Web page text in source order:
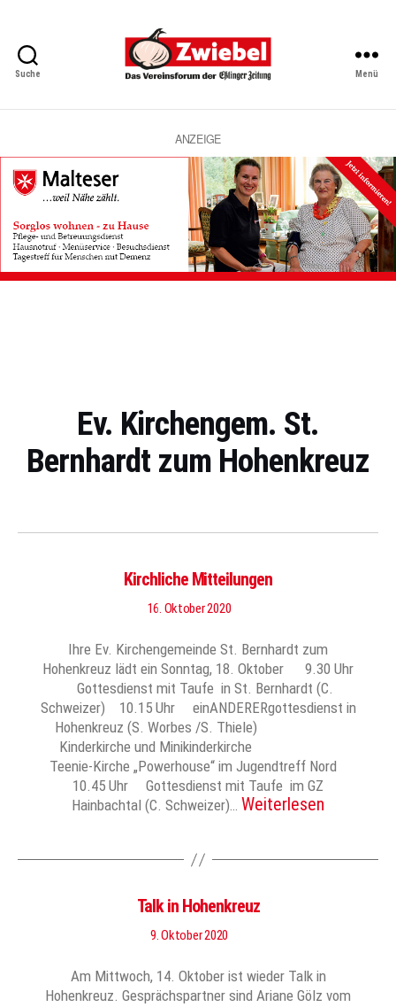
Suche
Vereinsforum
Eßlinger
Zeitung
Menü
ANZEIGE
Ev. Kirchengem. St.
Bernhardt zum Hohenkreuz
Kirchliche Mitteilungen
16. Oktober 2020
Ihre Ev. Kirchengemeinde St. Bernhardt zum
Hohenkreuz lädt ein Sonntag, 18. Oktober 9.30 Uhr
Gottesdienst mit Taufe in St. Bernhardt (C.
Schweizer) 10.15 Uhr einANDERERgottesdienst in
Hohenkreuz (S. Worbes /S. Thiele)
Kinderkirche und Minikinderkirche
Teenie-Kirche „Powerhouse“ im Jugendtreff Nord
10.45 Uhr Gottesdienst mit Taufe im GZ
Hainbachtal (C. Schweizer)… Weiterlesen
Talk in Hohenkreuz
9. Oktober 2020
Am Mittwoch, 14. Oktober ist wieder Talk in
Hohenkreuz. Gesprächspartner sind Ariane Gölz vom